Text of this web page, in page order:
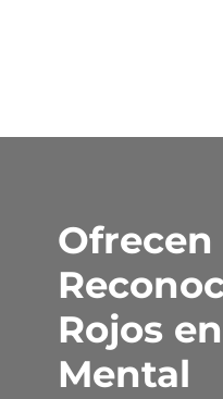
Ofrecen
Rojos
Mental